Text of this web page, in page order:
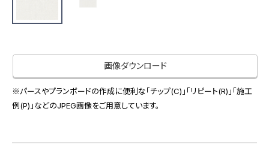
お役立ち資料
サンプル・カタログ請求／お問い合わせ（ビジネスのお客様）
スペースソリューション事業
オフィスソリューション事業
会社情報
画像ダウンロード
※パースやプランボードの作成に便利な「チップ(C)」「リピート(R)」「施工
例(P)」などのJPEG画像をご用意しています。